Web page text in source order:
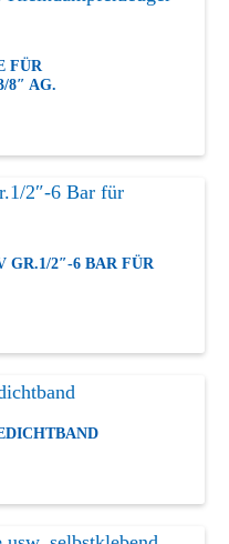
FÜR
8″ AG.
GR.1/2″-6 BAR FÜR